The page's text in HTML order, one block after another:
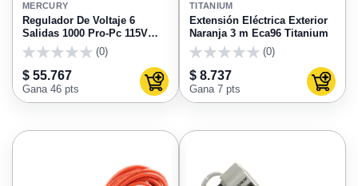
FAVORITOS
MERCURY
Regulador De Voltaje 6
Salidas 1000 Pro-Pc 115V
Mercury ECA133
(0)
$ 55.767
Gana 46 pts Agregar al carrito
TITANIUM
Extensión Eléctrica Exterior
Naranja 3 m Eca96 Titanium
(0)
$ 8.737
Gana 7 pts